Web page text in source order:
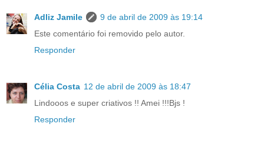
Adliz Jamile
9 de abril de 2009 às 19:14
Este comentário foi removido pelo autor.
Responder
Célia Costa 12 de abril de 2009 às 18:47
Lindooos e super criativos !! Amei !!!Bjs !
Responder